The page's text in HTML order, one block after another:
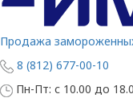
Продажа
8 (812) 677-00-10
Пн-Пт: с 10.00 до